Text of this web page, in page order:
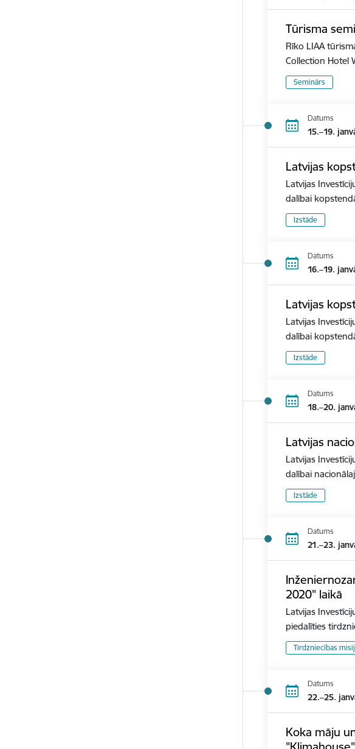
Tūrisma
Rīko LIAA
Collection Hotel
Seminārs
Datums
15.–19.
Latvijas
Latvijas
dalībai
Izstāde
Datums
16.–19.
Latvijas
Latvijas
dalībai
Izstāde
Datums
18.–20.
Latvijas
Latvijas
dalībai
Izstāde
Datums
21.–23.
2020" laikā
Latvijas
piedalīties
Tirdzniecības
Datums
22.–25.
Koka māju